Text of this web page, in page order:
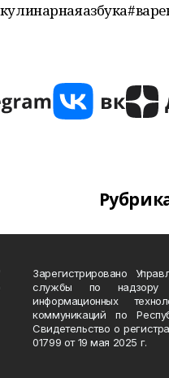
Зарегистрировано
службы по
информационных
коммуникаций по
Свидетельство о
01799 от 19 мая 2025 г.